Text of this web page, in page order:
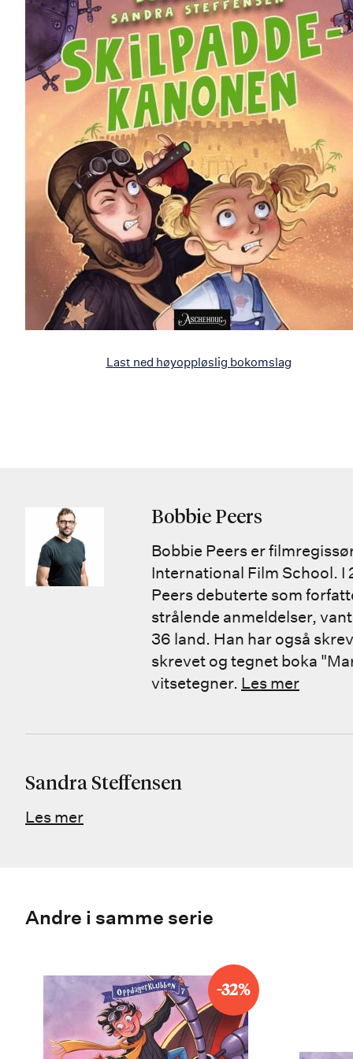
Last ned høyoppløslig bokomslag
Bobbie Peers
Bobbie Peers er
International Film School. I
Peers debuterte som
strålende anmeldelser,
36 land. Han har også
skrevet og tegnet boka
vitsetegner. Les mer
Sandra Steffensen
Les mer
Andre i samme serie
-32%